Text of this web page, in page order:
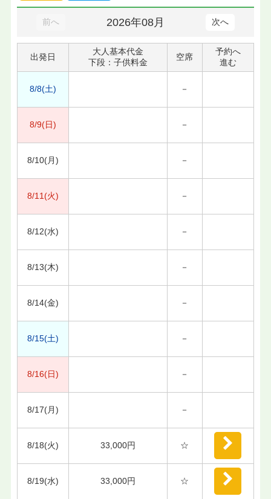
前へ 2026年08月 次へ
出発日
大人基本代金
下段：子供料金
空席
予約へ
進む
8/8(土) －
8/9(日) －
8/10(月) －
8/11(火) －
8/12(水) －
8/13(木) －
8/14(金) －
8/15(土) －
8/16(日) －
8/17(月) －
8/18(火) 33,000円 ☆
8/19(水) 33,000円 ☆